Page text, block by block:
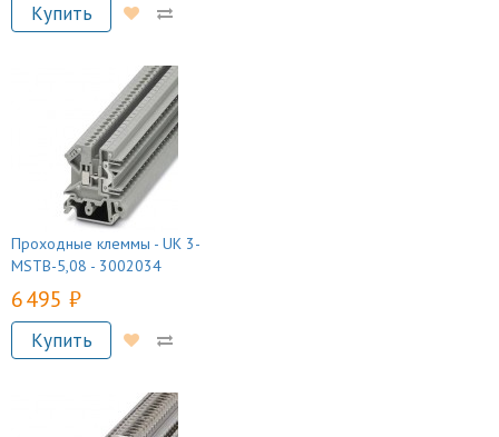
Купить
Проходные клеммы - UK 3-
MSTB-5,08 - 3002034
6 495 руб.
Купить